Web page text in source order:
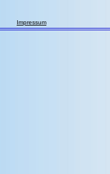
Impressum